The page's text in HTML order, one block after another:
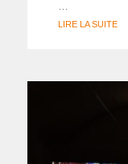
LIRE LA SUITE